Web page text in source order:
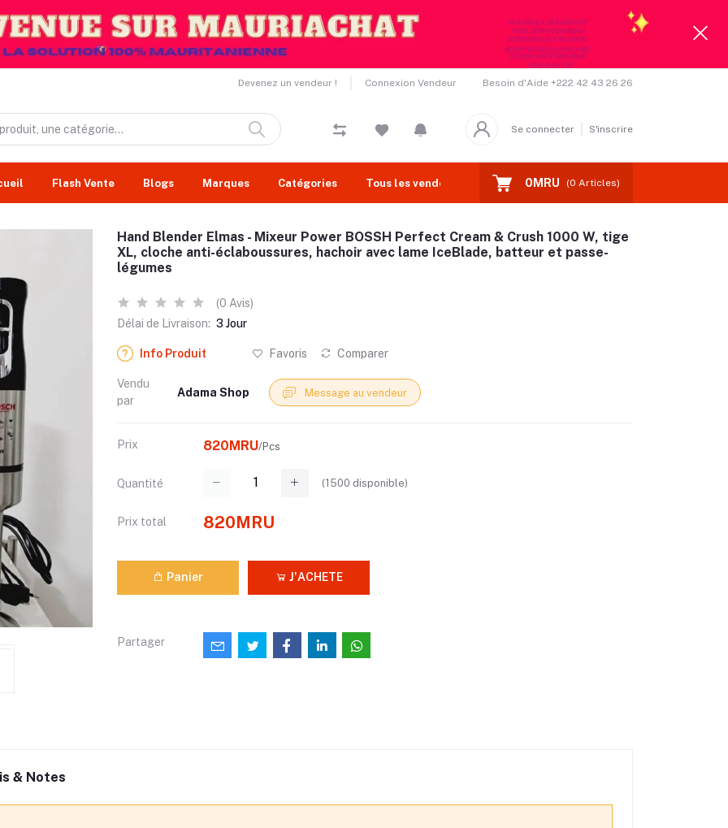
Devenez un vendeur ! Connexion Vendeur Besoin d'Aide +222 42 43 26 26
Se connecter S'inscrire
Flash Vente Blogs Marques Catégories Tous les vendeurs Coupons Deal de la Semaine
0MRU (0 Articles)
Hand Blender Elmas - Mixeur Power BOSSH Perfect Cream & Crush 1000 W, tige
XL, cloche anti-éclaboussures, hachoir avec lame IceBlade, batteur et passe-
légumes
(0 Avis)
Délai de Livraison: 3 Jour
Info Produit Favoris Comparer
Vendu
par
Adama Shop Message au vendeur
Prix 820MRU/Pcs
Quantité (1500 disponible)
Prix ​​total 820MRU
Panier J'ACHETE
Partager
& Notes